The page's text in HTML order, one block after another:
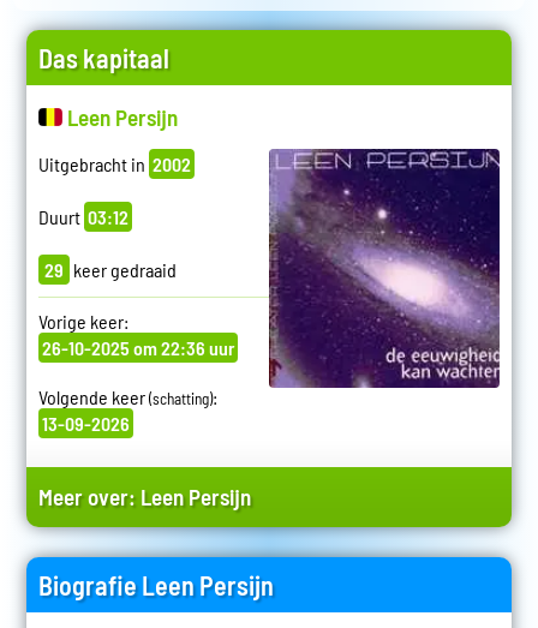
Das kapitaal
Leen Persijn
Uitgebracht in 2002
Duurt 03:12
29 keer gedraaid
Vorige keer:
26-10-2025 om 22:36 uur
Volgende keer(schatting):
13-09-2026
Meer over: Leen Persijn
Biografie Leen Persijn